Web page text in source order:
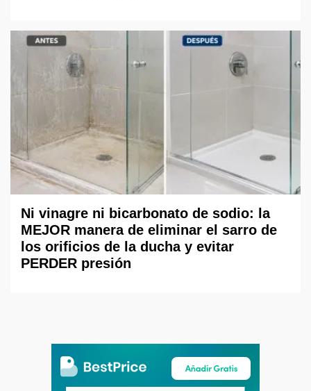
Ni vinagre ni bicarbonato de sodio: la
MEJOR manera de eliminar el sarro de
los orificios de la ducha y evitar
PERDER presión